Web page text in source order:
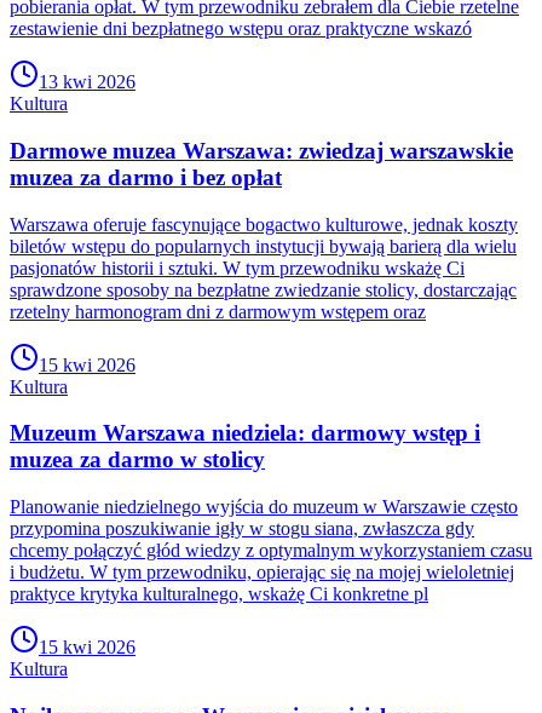
pobierania opłat. W tym przewodniku zebrałem dla Ciebie rzetelne
zestawienie dni bezpłatnego wstępu oraz praktyczne wskazó
13 kwi 2026
Kultura
Darmowe muzea Warszawa: zwiedzaj warszawskie
muzea za darmo i bez opłat
Warszawa oferuje fascynujące bogactwo kulturowe, jednak koszty
biletów wstępu do popularnych instytucji bywają barierą dla wielu
pasjonatów historii i sztuki. W tym przewodniku wskażę Ci
sprawdzone sposoby na bezpłatne zwiedzanie stolicy, dostarczając
rzetelny harmonogram dni z darmowym wstępem oraz
15 kwi 2026
Kultura
Muzeum Warszawa niedziela: darmowy wstęp i
muzea za darmo w stolicy
Planowanie niedzielnego wyjścia do muzeum w Warszawie często
przypomina poszukiwanie igły w stogu siana, zwłaszcza gdy
chcemy połączyć głód wiedzy z optymalnym wykorzystaniem czasu
i budżetu. W tym przewodniku, opierając się na mojej wieloletniej
praktyce krytyka kulturalnego, wskażę Ci konkretne pl
15 kwi 2026
Kultura